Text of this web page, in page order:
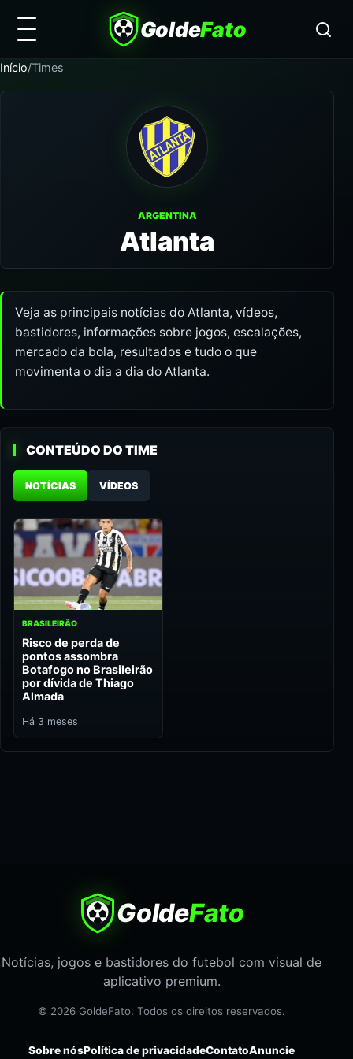
GoldeFato
Início/Times
ARGENTINA
Atlanta
Veja as principais notícias do Atlanta, vídeos,
bastidores, informações sobre jogos, escalações,
mercado da bola, resultados e tudo o que
movimenta o dia a dia do Atlanta.
CONTEÚDO DO TIME
NOTÍCIAS VÍDEOS
BRASILEIRÃO
Risco de perda de
pontos assombra
Botafogo no Brasileirão
por dívida de Thiago
Almada
Há 3 meses
GoldeFato
Notícias, jogos e bastidores do futebol com visual de
aplicativo premium.
© 2026 GoldeFato. Todos os direitos reservados.
Sobre nósPolítica de privacidadeContatoAnuncie